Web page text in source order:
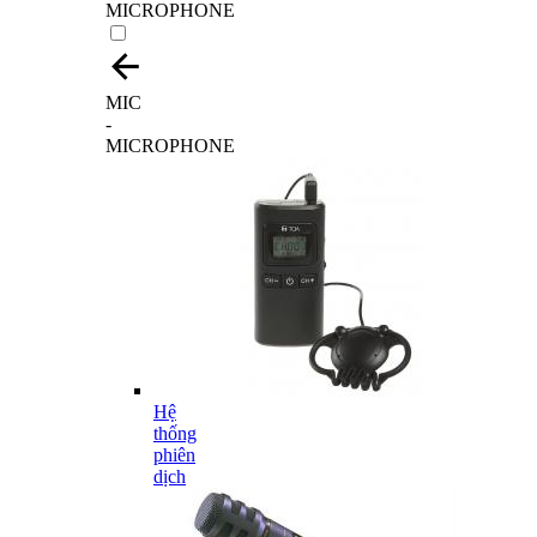
MICROPHONE
MIC
-
MICROPHONE
Hệ
thống
phiên
dịch